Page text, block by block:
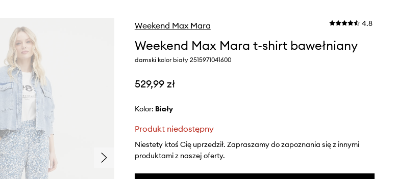
Weekend Max Mara 4.8
Weekend Max Mara t-shirt bawełniany
damski kolor biały 2515971041600
529,99 zł
Kolor: biały
Produkt niedostępny
Niestety ktoś Cię uprzedził. Zapraszamy do zapoznania się z innymi
produktami z naszej oferty.